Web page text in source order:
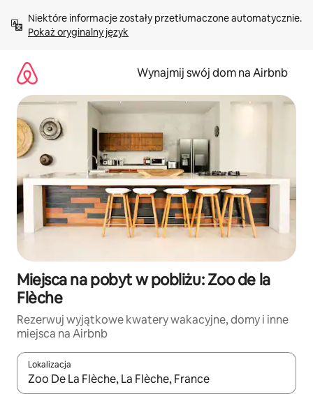
treści Pokaż oryginalny język
Wynajmij swój dom na Airbnb
Miejsca na pobyt w pobliżu: Zoo de la
Flèche
Rezerwuj wyjątkowe kwatery wakacyjne, domy i inne
miejsca na Airbnb
Lokalizacja
Gdy wyniki będą dostępne, możesz poruszać się po nich za